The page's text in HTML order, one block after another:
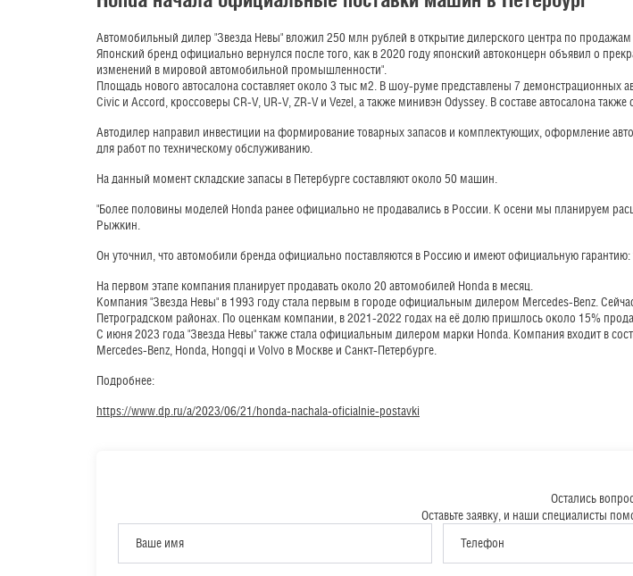
Остались
Оставьте заявку, и наши специалисты
Ваше имя
Телефон
Автомобильный дилер "Звезда Невы" вложил 250 млн рублей в открытие дилерского центра по
Японский бренд официально вернулся после того, как в 2020 году японский автоконцерн объявил о
изменений в мировой автомобильной промышленности".
Площадь нового автосалона составляет около 3 тыс м2. В шоу-руме представлены 7 демонстрационных
Civic и Accord, кроссоверы CR-V, UR-V, ZR-V и Vezel, а также минивэн Odyssey. В составе автосалона
Автодилер направил инвестиции на формирование товарных запасов и комплектующих, оформление
для работ по техническому обслуживанию.
На данный момент складские запасы в Петербурге составляют около 50 машин.
"Более половины моделей Honda ранее официально не продавались в России. К осени мы планируем
Рыжкин.
Он уточнил, что автомобили бренда официально поставляются в Россию и имеют официальную гарантию:
На первом этапе компания планирует продавать около 20 автомобилей Honda в месяц.
Компания "Звезда Невы" в 1993 году стала первым в городе официальным дилером Mercedes-Benz.
Петроградском районах. По оценкам компании, в 2021-2022 годах на её долю пришлось около 15%
С июня 2023 года "Звезда Невы" также стала официальным дилером марки Honda. Компания входит в
Mercedes-Benz, Honda, Hongqi и Volvo в Москве и Санкт-Петербурге.
Подробнее:
https://www.dp.ru/a/2023/06/21/honda-nachala-oficialnie-postavki